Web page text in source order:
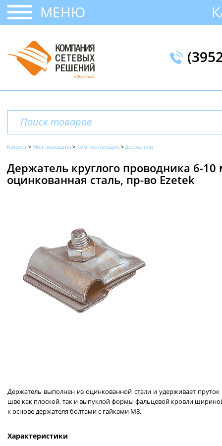
МЕНЮ
Каталог Молниезащита Комплектующие Держатели
Держатель круглого проводника 6-
оцинкованная сталь, пр-во Ezetek
Держатель выполнен из оцинкованной стали и удерживает
шве как плоской, так и выпуклой формы фальцевой кровли
к основе держателя болтами с гайками М8.
Характеристики